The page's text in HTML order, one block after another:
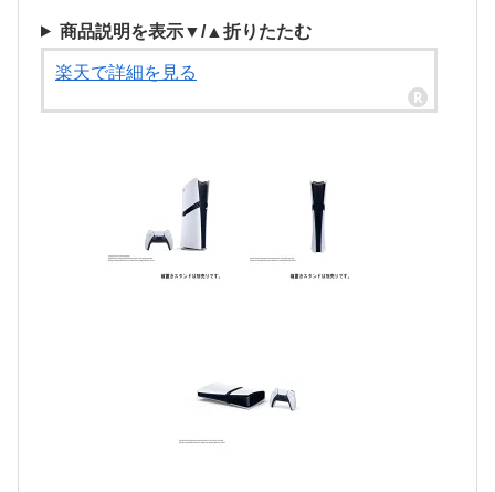
商品説明を表示▼/▲折りたたむ
楽天で詳細を見る